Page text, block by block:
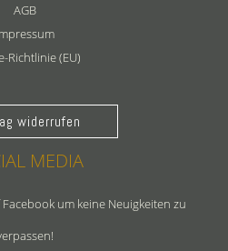
AGB
Richtlinie (EU)
widerrufen
MEDIA
um keine Neuigkeiten zu